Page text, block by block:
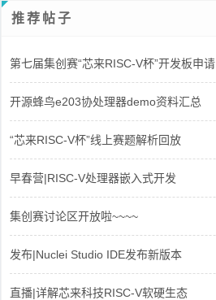
推荐帖子
第七届集创赛“芯来RISC-V杯”开发板申请
开源蜂鸟e203协处理器demo资料汇总
“芯来RISC-V杯”线上赛题解析回放
早春营|RISC-V处理器嵌入式开发
集创赛讨论区开放啦~~~~
发布|Nuclei Studio IDE发布新版本
直播|详解芯来科技RISC-V软硬生态